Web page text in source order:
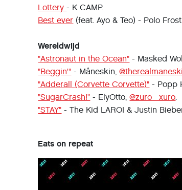
Lottery- K CAMP.
Best ever (feat. Ayo & Teo) - Polo
Wereldwijd
"Astronaut in the Ocean" - Masked
"Beggin'" - Måneskin,
"Adderall (Corvette Corvette)" - Popp
"SugarCrash!" - ElyOtto,@zuro_xuro.
"STAY" - The Kid LAROI & Justin
Eats on repeat